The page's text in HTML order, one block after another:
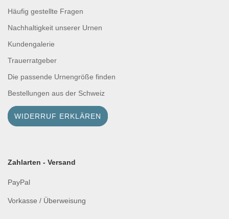
Häufig gestellte Fragen
Nachhaltigkeit unserer Urnen
Kundengalerie
Trauerratgeber
Die passende Urnengröße finden
Bestellungen aus der Schweiz
WIDERRUF ERKLÄREN
Zahlarten - Versand
PayPal
Vorkasse / Überweisung